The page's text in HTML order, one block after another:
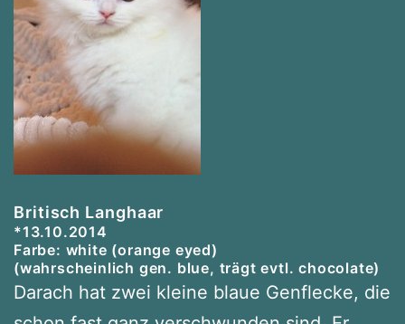
Britisch Langhaar
*13.10.2014
Farbe: white (orange eyed)
(wahrscheinlich gen. blue, trägt evtl. chocolate)
Darach hat zwei kleine blaue Genflecke, die